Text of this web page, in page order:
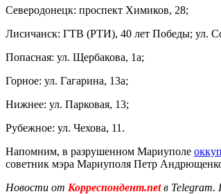
Северодонецк: проспект Химиков, 28;
Лисичанск: ГТВ (РТИ), 40 лет Победы; ул.
Попасная: ул. Щербакова, 1а;
Горное: ул. Гагарина, 13а;
Нижнее: ул. Парковая, 13;
Рубежное: ул. Чехова, 11.
Напомним, в разрушенном Мариуполе
советник мэра Мариуполя Петр
Новости от Корреспондент.netв Telegram.